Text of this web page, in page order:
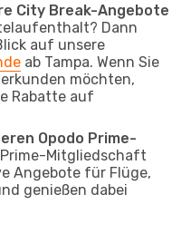
City Break-Angebote
Dann
auf unsere
ab Tampa. Wenn Sie
möchten,
Rabatte auf
Opodo Prime-
Prime-Mitgliedschaft
Angebote für Flüge,
genießen dabei